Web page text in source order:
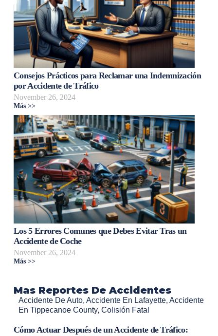
Consejos Prácticos para Reclamar una Indemnización
por Accidente de Tráfico
November 26, 2024
Más >>
Los 5 Errores Comunes que Debes Evitar Tras un
Accidente de Coche
November 26, 2024
Más >>
Mas Reportes De Accidentes
Accidente De Auto, Accidente En Lafayette, Accidente
En Tippecanoe County, Colisión Fatal
Cómo Actuar Después de un Accidente de Tráfico: